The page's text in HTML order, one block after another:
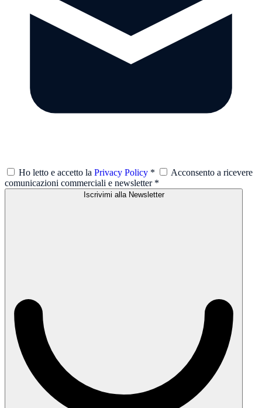
Ho letto e accetto la Privacy Policy *
Acconsento a ricevere
comunicazioni commerciali e newsletter *
Iscrivimi alla Newsletter